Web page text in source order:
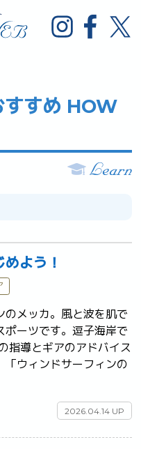
すめ HOW
よう！
のメッカ。風と波を肌で
ポーツです。逗子海岸で
指導とギアのアドバイス
「ウィンドサーフィンの
2026.04.14 UP